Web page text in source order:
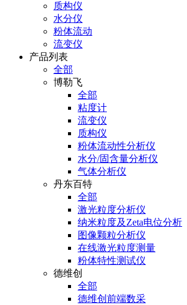
质构仪
水分仪
粉体流动
流变仪
产品列表
全部
博勒飞
全部
粘度计
流变仪
质构仪
粉体流动性分析仪
水分/固含量分析仪
气体分析仪
丹东百特
全部
激光粒度分析仪
纳米粒度及Zeta电位分析
图像颗粒分析仪
在线激光粒度测量
粉体特性测试仪
德维创
全部
德维创前端数采